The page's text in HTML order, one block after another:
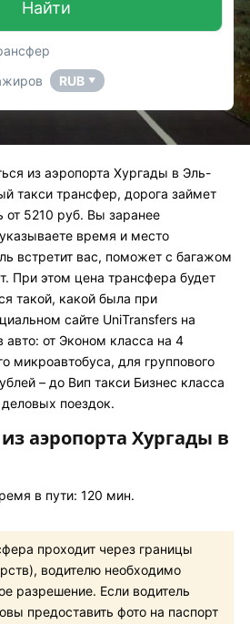
Найти
RUB ▼
из аэропорта Хургады в Эль-
такси трансфер, дорога займет
от 5210 руб. Вы заранее
время и место
встретит вас, поможет с багажом
При этом цена трансфера будет
такой, какой была при
сайте UniTransfers на
авто: от Эконом класса на 4
микроавтобуса, для группового
– до Вип такси Бизнес класса
поездок.
аэропорта Хургады в
в пути: 120 мин.
проходит через границы
водителю необходимо
разрешение. Если водитель
предоставить фото на паспорт